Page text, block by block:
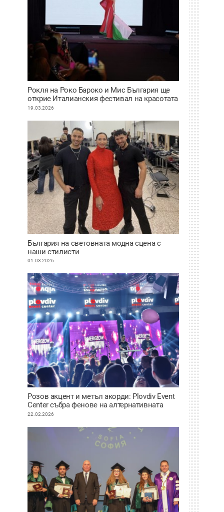
Рокля на Роко Бароко и Мис България ще
открие Италианския фестивал на красотата
и прическата
19.03.2026
България на световната модна сцена с
наши стилисти
01.03.2026
Розов акцент и метъл акорди: Plovdiv Event
Center събра фенове на алтернативната
вълна от 2000-те
22.02.2026